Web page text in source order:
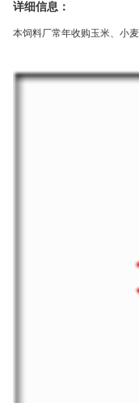
详细信息：
本饲料厂常年收购玉米、小